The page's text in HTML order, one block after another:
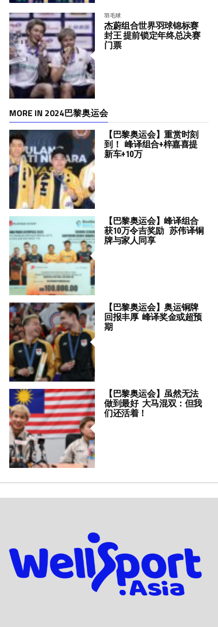
羽毛球
杰蔚组合世界羽球锦标赛
封王 提前锁定年终总决赛
门票
MORE IN 2024巴黎奥运会
【巴黎奥运会】重赏时刻
到！ 峰译组合+梓嘉喜提
新车+10万
【巴黎奥运会】峰译组合
获10万令吉奖励 苏伟译铜
牌与家人同享
【巴黎奥运会】奥运铜牌
回报丰厚 峰译奖金或超预
期
【巴黎奥运会】虽然无法
做到最好 大马混双：但我
们还活着！